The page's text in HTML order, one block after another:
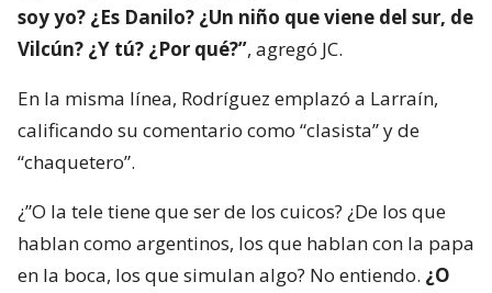
soy yo? ¿Es Danilo? ¿Un niño que viene del sur, de
Vilcún? ¿Y tú? ¿Por qué?”, agregó JC.
En la misma línea, Rodríguez emplazó a Larraín,
calificando su comentario como “clasista” y de
“chaquetero”.
¿”O la tele tiene que ser de los cuicos? ¿De los que
hablan como argentinos, los que hablan con la papa
en la boca, los que simulan algo? No entiendo. ¿O